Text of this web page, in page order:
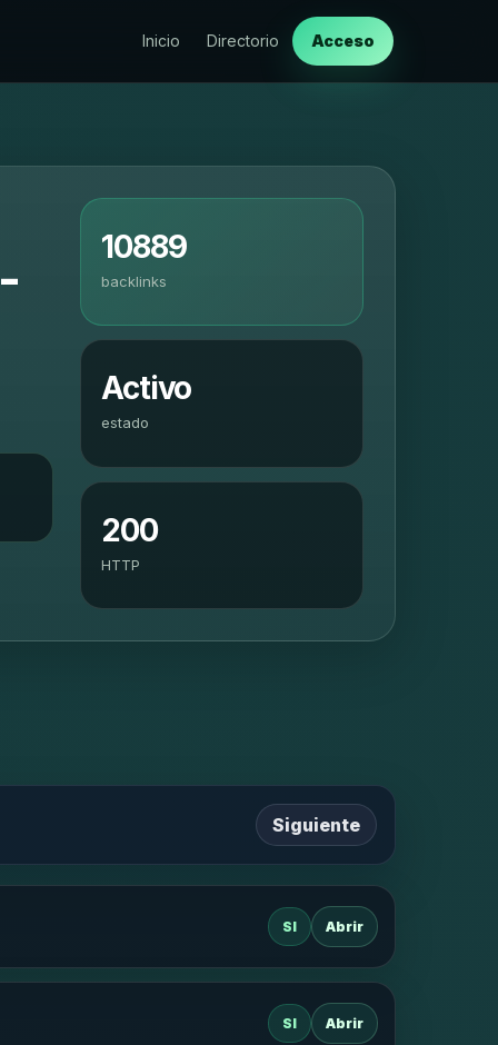
Inicio Directorio Acceso
10889
backlinks
Activo
estado
200
HTTP
Siguiente
SI Abrir
SI Abrir